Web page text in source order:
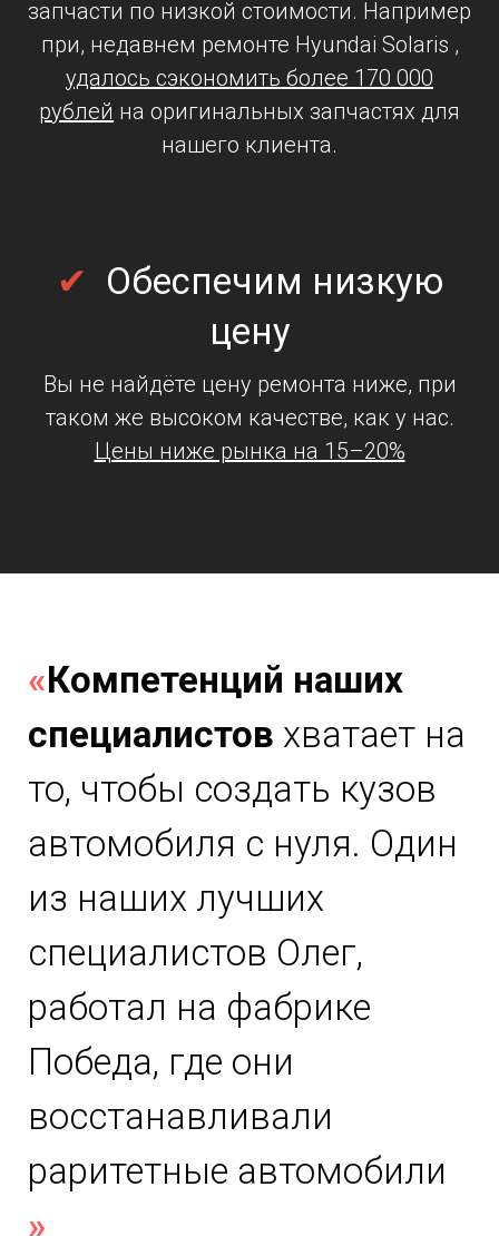
запчасти по низкой стоимости. Например
при, недавнем ремонте Hyundai Solaris ,
удалось сэкономить более 170 000
рублей на оригинальных запчастях для
нашего клиента.
✔ Обеспечим низкую
цену
Вы не найдёте цену ремонта ниже, при
таком же высоком качестве, как у нас.
Цены ниже рынка на 15–20%
«Компетенций наших
специалистов хватает на
то, чтобы создать кузов
автомобиля с нуля. Один
из наших лучших
специалистов Олег,
работал на фабрике
Победа, где они
восстанавливали
раритетные автомобили
»